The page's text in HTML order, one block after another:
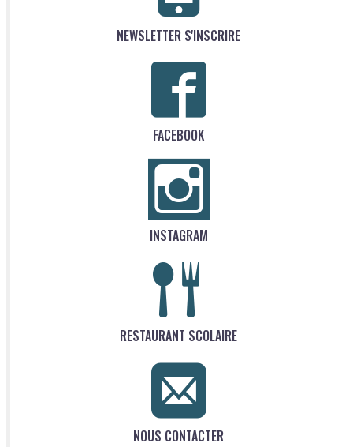
NEWSLETTER S'INSCRIRE
FACEBOOK
INSTAGRAM
RESTAURANT SCOLAIRE
NOUS CONTACTER